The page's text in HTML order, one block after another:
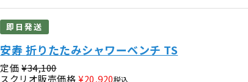
即日発送
安寿 折りたたみシャワーベンチ TS
定価 ¥34,100
スクリオ販売価格 ¥20,920税込